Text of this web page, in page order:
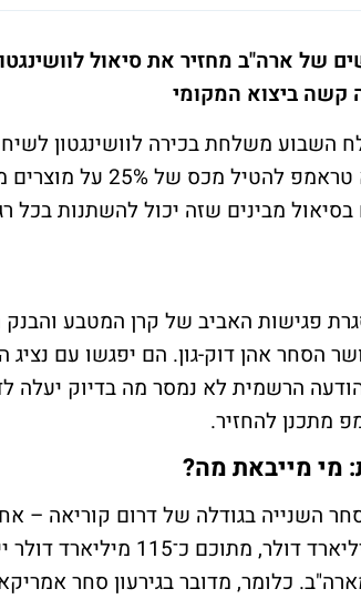
ארה"ב מחזיר את סיאול
קשה ביצוא המקומי
השבוע משלחת בכירה לוושינגטון
את הכוונה של הנשיא
מבינים שזה יכול להשתנות בכל
פגישות האביב של קרן המטבע והבנק
הסחר אהן דוק-גון. הם יפגשו עם נציג
הרשמית לא נמסר מה בדיוק יעלה
מתכנן להחזיר.
מי מייבאת מה?